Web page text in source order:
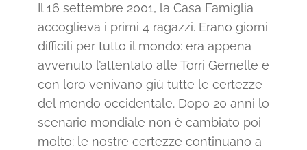
Il 16 settembre 2001, la Casa Famiglia
accoglieva i primi 4 ragazzi. Erano giorni
difficili per tutto il mondo: era appena
avvenuto l’attentato alle Torri Gemelle e
con loro venivano giù tutte le certezze
del mondo occidentale. Dopo 20 anni lo
scenario mondiale non è cambiato poi
molto: le nostre certezze continuano a